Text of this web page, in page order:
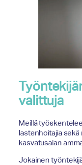
valittuja
Meillä
lastenhoitajia sekä
kasvatusalan
Jokainen